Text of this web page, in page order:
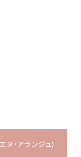
ヌ・アランジュ)